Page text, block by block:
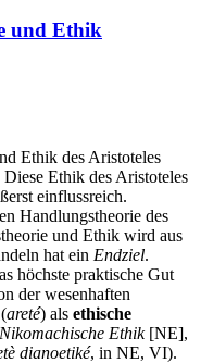
und Ethik
Ethik des Aristoteles
Diese Ethik des Aristoteles
einflussreich.
Handlungstheorie des
und Ethik wird aus
hat ein Endziel.
höchste praktische Gut
der wesenhaften
areté) als ethische
Nikomachische Ethik[NE],
dianoetiké, in NE, VI).